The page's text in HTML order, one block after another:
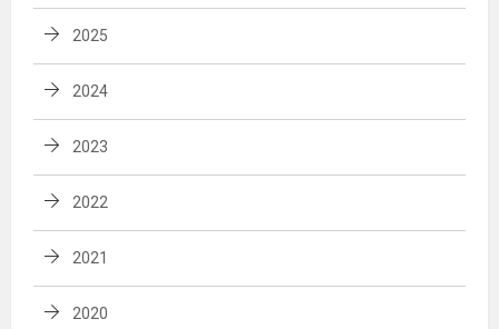
2025
2024
2023
2022
2021
2020